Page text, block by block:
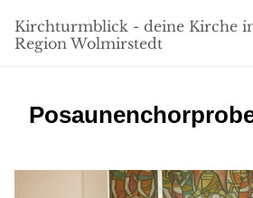
Kirchturmblick - deine Kirche
Region Wolmirstedt